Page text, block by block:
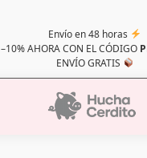
Envío en 48 horas
–10% AHORA CON EL CÓDIGO
ENVÍO GRATIS